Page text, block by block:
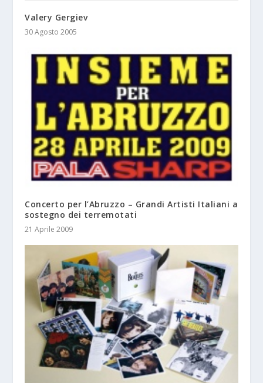
Valery Gergiev
30 Agosto 2005
Concerto per l’Abruzzo – Grandi Artisti Italiani a
sostegno dei terremotati
21 Aprile 2009